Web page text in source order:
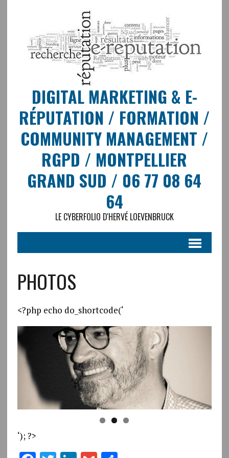
DIGITAL MARKETING & E-
RÉPUTATION / FORMATION /
COMMUNITY MANAGEMENT /
RGPD / MONTPELLIER
GRAND SUD / 06 77 08 64
64
LE CYBERFOLIO D'HERVÉ LOEVENBRUCK
PHOTOS
<?php echo do_shortcode(‘
‘); ?>